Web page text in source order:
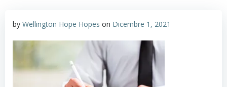
by Wellington Hope Hopes on Dicembre 1, 2021